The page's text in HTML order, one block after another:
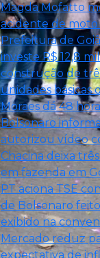
Magda Mofatto
acidente de moto
Prefeitura de
investe R$ 12,8
construção de
unidades básicas
Moraes dá 48
Bolsonaro
autorizou vídeo
Chacina deixa
em fazenda em
PT aciona TSE
de Bolsonaro
exibido na
Mercado reduz
expectativa de